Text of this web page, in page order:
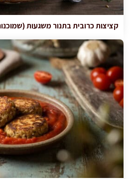
קציצות כרובית בתנור משגעות (שמוכנות ב-35